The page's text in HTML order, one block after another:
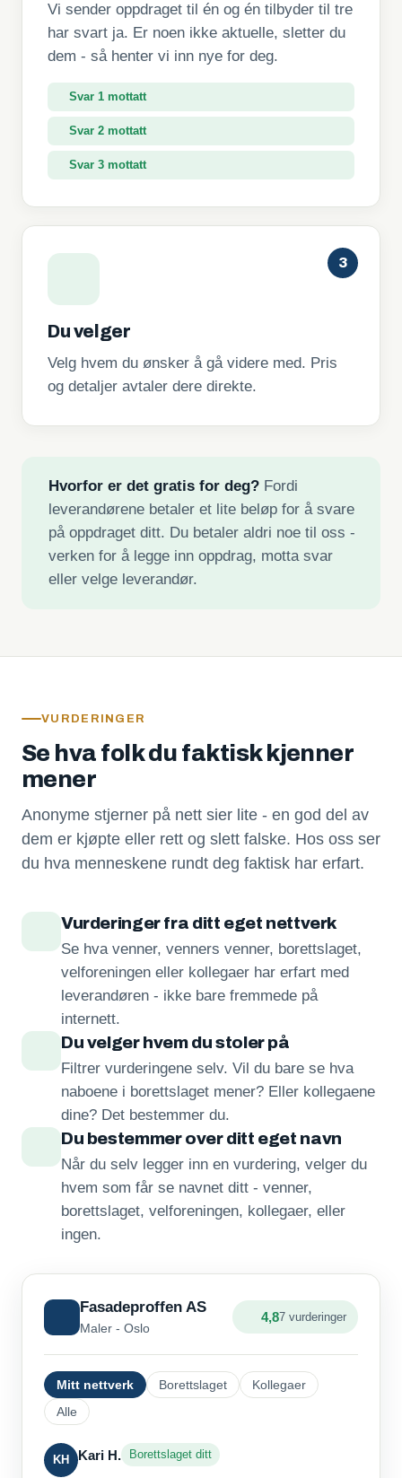
Vi sender oppdraget til én og én tilbyder til tre
har svart ja. Er noen ikke aktuelle, sletter du
dem - så henter vi inn nye for deg.
Svar 1 mottatt
Svar 2 mottatt
Svar 3 mottatt
3
Du velger
Velg hvem du ønsker å gå videre med. Pris
og detaljer avtaler dere direkte.
Hvorfor er det gratis for deg?Fordi
leverandørene betaler et lite beløp for å svare
på oppdraget ditt. Du betaler aldri noe til oss -
verken for å legge inn oppdrag, motta svar
eller velge leverandør.
VURDERINGER
Se hva folk du faktisk kjenner
mener
Anonyme stjerner på nett sier lite - en god del av
dem er kjøpte eller rett og slett falske. Hos oss ser
du hva menneskene rundt deg faktisk har erfart.
Vurderinger fra ditt eget nettverk
Se hva venner, venners venner, borettslaget,
velforeningen eller kollegaer har erfart med
leverandøren - ikke bare fremmede på
internett.
Du velger hvem du stoler på
Filtrer vurderingene selv. Vil du bare se hva
naboene i borettslaget mener? Eller kollegaene
dine? Det bestemmer du.
Du bestemmer over ditt eget navn
Når du selv legger inn en vurdering, velger du
hvem som får se navnet ditt - venner,
borettslaget, velforeningen, kollegaer, eller
ingen.
Fasadeproffen AS
Maler - Oslo
4,87 vurderinger
Mitt nettverk Borettslaget
Kollegaer
Alle
KH Kari H. Borettslaget ditt